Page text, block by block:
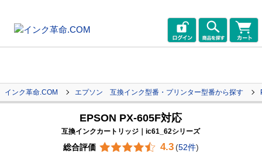
インク革命.COM エプソン 互換インク型番・プリンター型番から探す
EPSON PX-605F対応
互換インクカートリッジ｜ic61_62シリーズ
総合評価 4.3 (52件)